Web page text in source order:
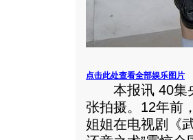
点击此处查看全部娱乐图片
本报讯 40集央
张拍摄。12年前
姐姐在电视剧《